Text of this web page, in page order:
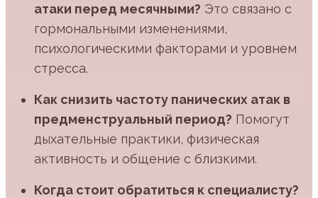
атаки перед месячными? Это связано с
гормональными изменениями,
психологическими факторами и уровнем
стресса.
Как снизить частоту панических атак в
предменструальный период? Помогут
дыхательные практики, физическая
активность и общение с близкими.
Когда стоит обратиться к специалисту?